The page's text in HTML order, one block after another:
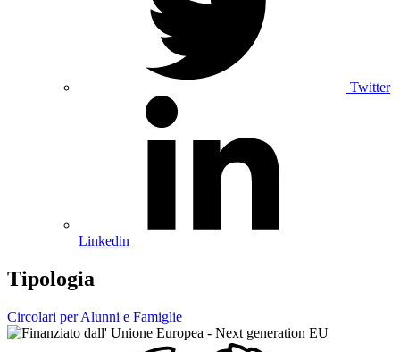
Twitter
Linkedin
Tipologia
Circolari per Alunni e Famiglie